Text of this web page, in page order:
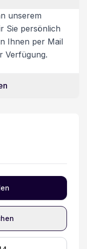
unserem
Sie persönlich
Ihnen per Mail
Verfügung.
8.1%
optional